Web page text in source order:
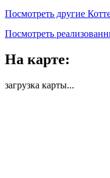
Посмотреть другие
Посмотреть
На карте:
загрузка карты...